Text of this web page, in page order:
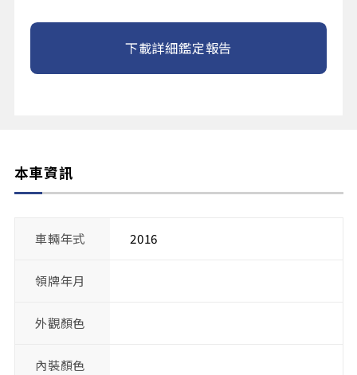
下載詳細鑑定報告
本車資訊
車輛年式 2016
領牌年月
外觀顏色
內裝顏色